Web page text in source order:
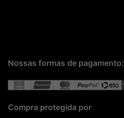
Nossas formas de pagamento:
Compra protegida por